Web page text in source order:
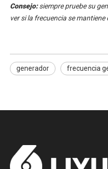
Consejo:siempre pruebe su
ver si la frecuencia se mantiene
generador frecuencia